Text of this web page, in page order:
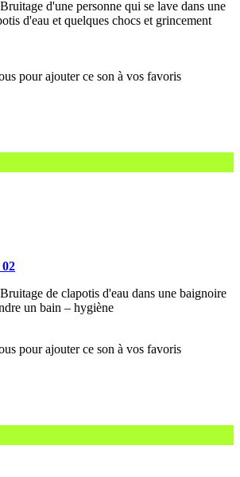
d'une personne qui se lave dans une
d'eau et quelques chocs et grincement
de clapotis d'eau dans une baignoire
un bain – hygiène